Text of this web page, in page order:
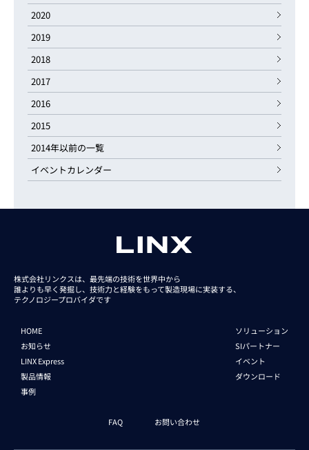
2020
2019
2018
2017
2016
2015
2014年以前の一覧
イベントカレンダー
株式会社リンクスは、最先端の技術を世界中から
誰よりも早く発掘し、技術力と経験をもって製造現場に実装する、
テクノロジープロバイダです
HOME
お知らせ
LINX Express
製品情報
事例
ソリューション
SIパートナー
イベント
ダウンロード
FAQ お問い合わせ